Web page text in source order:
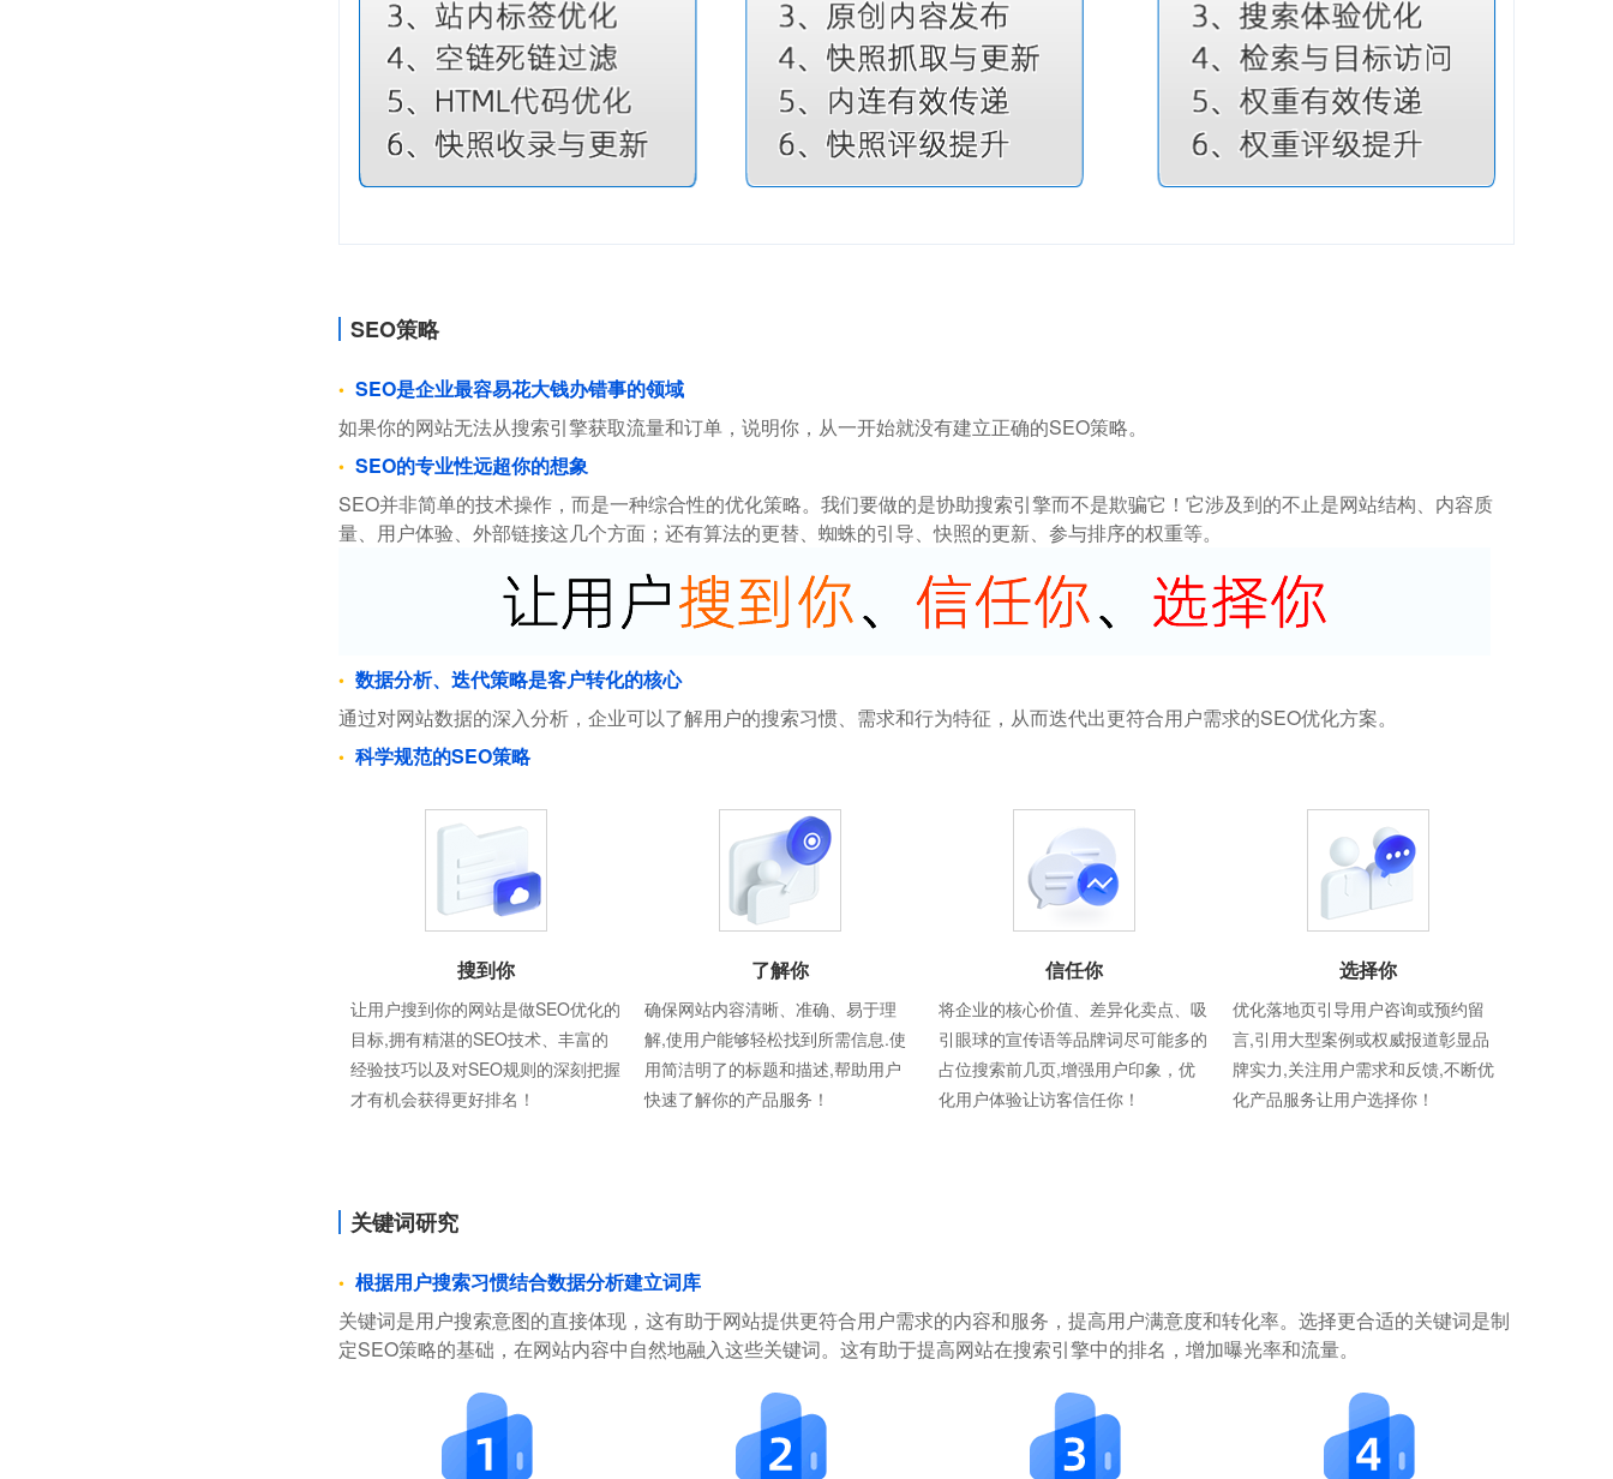
SEO策略
SEO是企业最容易花大钱办错事的领域
如果你的网站无法从搜索引擎获取流量和订单，说明你，从一开始就没有建立正确的SEO策略。
SEO的专业性远超你的想象
SEO并非简单的技术操作，而是一种综合性的优化策略。我们要做的是协助搜索引擎而不是欺骗它！它涉及到的不止是网站结构、内容质
量、用户体验、外部链接这几个方面；还有算法的更替、蜘蛛的引导、快照的更新、参与排序的权重等。
数据分析、迭代策略是客户转化的核心
通过对网站数据的深入分析，企业可以了解用户的搜索习惯、需求和行为特征，从而迭代出更符合用户需求的SEO优化方案。
科学规范的SEO策略
搜到你
让用户搜到你的网站是做SEO优化的
目标,拥有精湛的SEO技术、丰富的
经验技巧以及对SEO规则的深刻把握
才有机会获得更好排名！
了解你
确保网站内容清晰、准确、易于理
解,使用户能够轻松找到所需信息.使
用简洁明了的标题和描述,帮助用户
快速了解你的产品服务！
信任你
将企业的核心价值、差异化卖点、吸
引眼球的宣传语等品牌词尽可能多的
占位搜索前几页,增强用户印象，优
化用户体验让访客信任你！
选择你
优化落地页引导用户咨询或预约留
言,引用大型案例或权威报道彰显品
牌实力,关注用户需求和反馈,不断优
化产品服务让用户选择你！
关键词研究
根据用户搜索习惯结合数据分析建立词库
关键词是用户搜索意图的直接体现，这有助于网站提供更符合用户需求的内容和服务，提高用户满意度和转化率。选择更合适的关键词是制
定SEO策略的基础，在网站内容中自然地融入这些关键词。这有助于提高网站在搜索引擎中的排名，增加曝光率和流量。